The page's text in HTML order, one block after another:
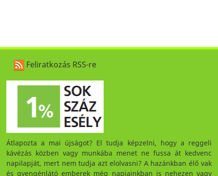
Feliratkozás RSS-re
Átlapozta a mai újságot? El tudja képzelni, hogy a reggeli
kávézás közben vagy munkába menet ne fussa át kedvenc
napilapját, mert nem tudja azt elolvasni? A hazánkban élő vak
és gyengénlátó emberek még napjainkban is nehezen vagy